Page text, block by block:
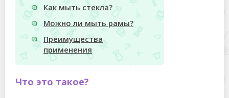
Как мыть стекла?
Можно ли мыть рамы?
Преимущества
применения
Что это такое?